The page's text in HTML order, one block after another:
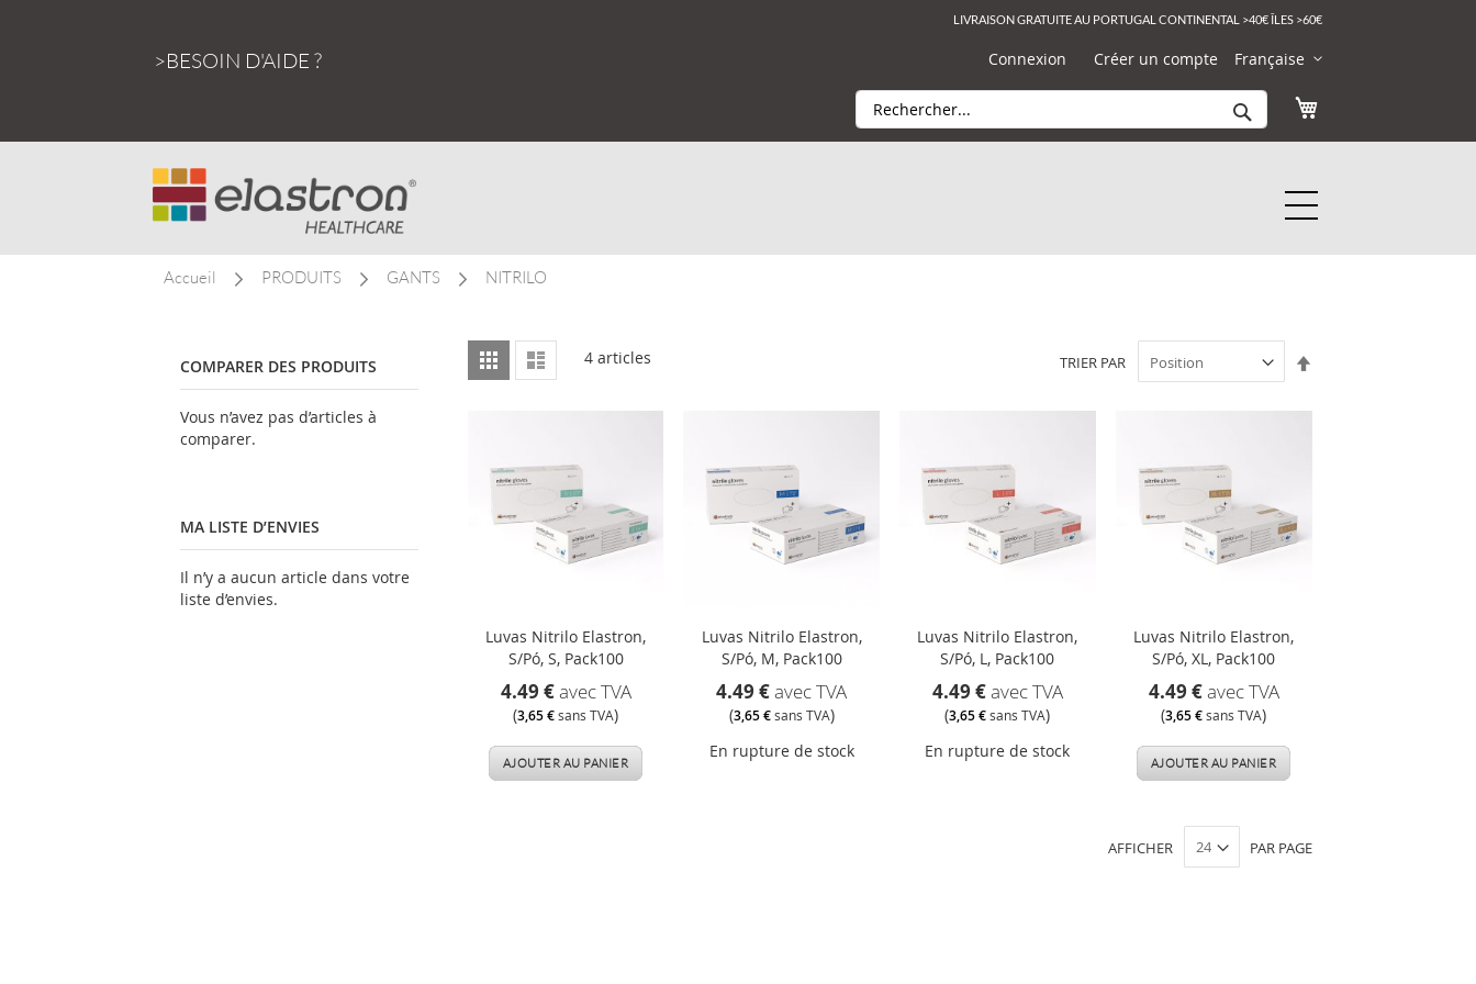
contenu
LIVRAISON GRATUITE AU PORTUGAL CONTINENTAL >40€ ÎLES >60€
Française
Connexion Créer un compte
>BESOIN D'AIDE ?
Mon panier
Rechercher
Rechercher
Accueil PRODUITS GANTS NITRILO
Afficher
en
Grille Liste 4articles TRIER PAR
Luvas Nitrilo Elastron,
S/Pó, S, Pack100
4.49 €avec TVA
(3,65 €sans TVA)
AJOUTER AU PANIER
Luvas Nitrilo Elastron,
S/Pó, M, Pack100
4.49 €avec TVA
(3,65 € sans TVA)
En rupture de stock
Luvas Nitrilo Elastron,
S/Pó, L, Pack100
4.49 €avec TVA
(3,65 € sans TVA)
En rupture de stock
Luvas Nitrilo Elastron,
S/Pó, XL, Pack100
4.49 €avec TVA
(3,65 € sans TVA)
AJOUTER AU PANIER
AFFICHER PAR PAGE
COMPARER DES PRODUITS
Vous n’avez pas d’articles à
comparer.
MA LISTE D’ENVIES
Il n’y a aucun article dans votre
liste d’envies.